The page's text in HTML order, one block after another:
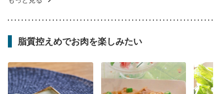
脂質控えめでお肉を楽しみたい